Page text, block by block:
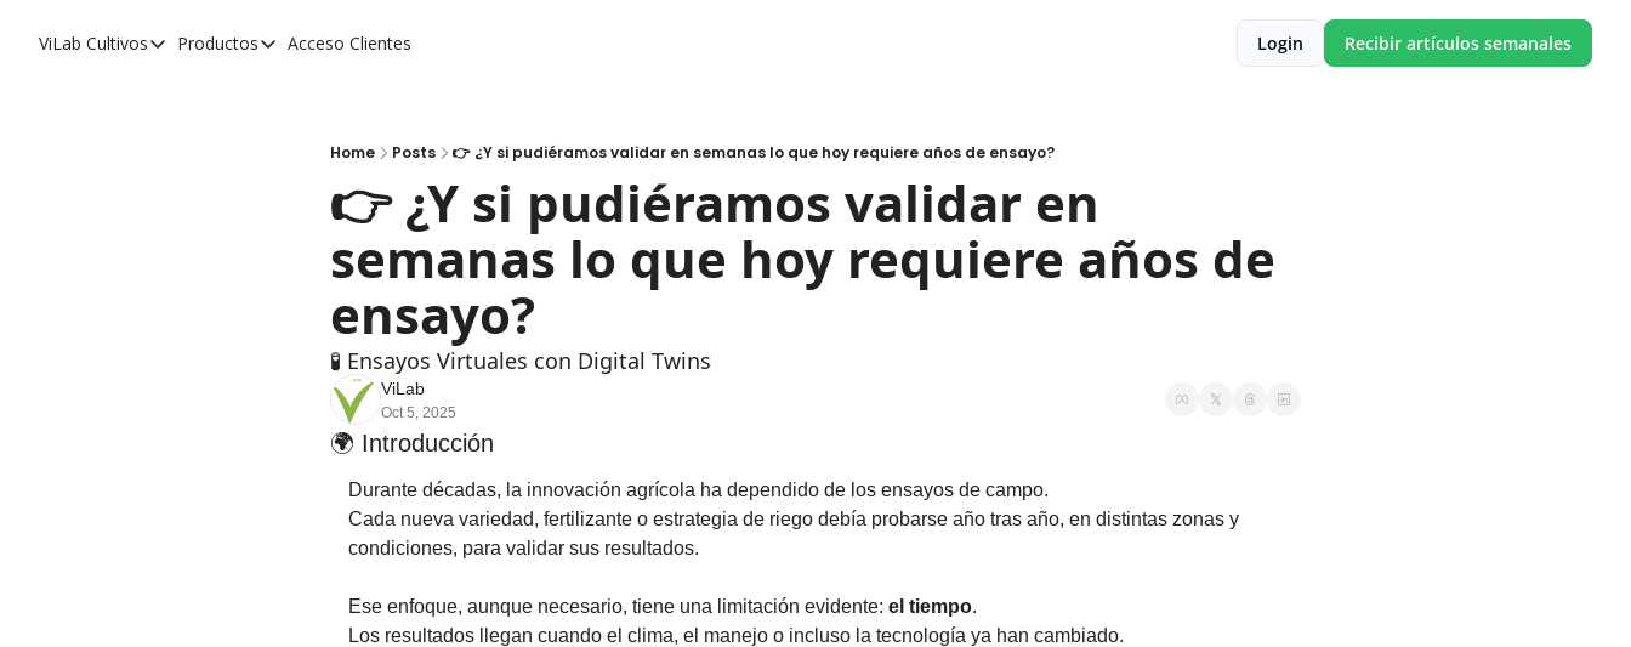
ViLab Cultivos
Cultivos
Productos
Productos
Estudio de Zonificación
Monitoreo Satelital de Cultivos
Acceso Clientes Login Recibir artículos semanales
Home Posts 👉 ¿Y si pudiéramos validar en semanas lo que hoy requiere años de ensayo?
👉 ¿Y si pudiéramos validar en
semanas lo que hoy requiere años de
ensayo?
🧪 Ensayos Virtuales con Digital Twins
ViLab
Oct 5, 2025
🌍 Introducción
Durante décadas, la innovación agrícola ha dependido de los ensayos de campo.
Cada nueva variedad, fertilizante o estrategia de riego debía probarse año tras año, en distintas zonas y
condiciones, para validar sus resultados.
Ese enfoque, aunque necesario, tiene una limitación evidente: el tiempo.
Los resultados llegan cuando el clima, el manejo o incluso la tecnología ya han cambiado.